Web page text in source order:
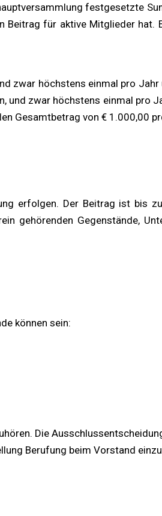
festgesetzte
für aktive Mitglieder
zwar höchstens einmal pro
und zwar höchstens einmal pro
Gesamtbetrag von € 1.000,00
erfolgen. Der Beitrag ist bis
gehörenden Gegenstände,
können sein:
Die
Berufung beim Vorstand